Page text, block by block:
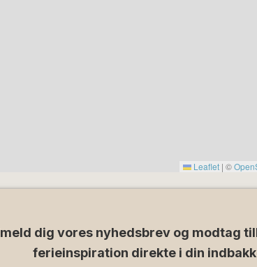
Leaflet | ©
dig vores nyhedsbrev og modtag
ferieinspiration direkte i din